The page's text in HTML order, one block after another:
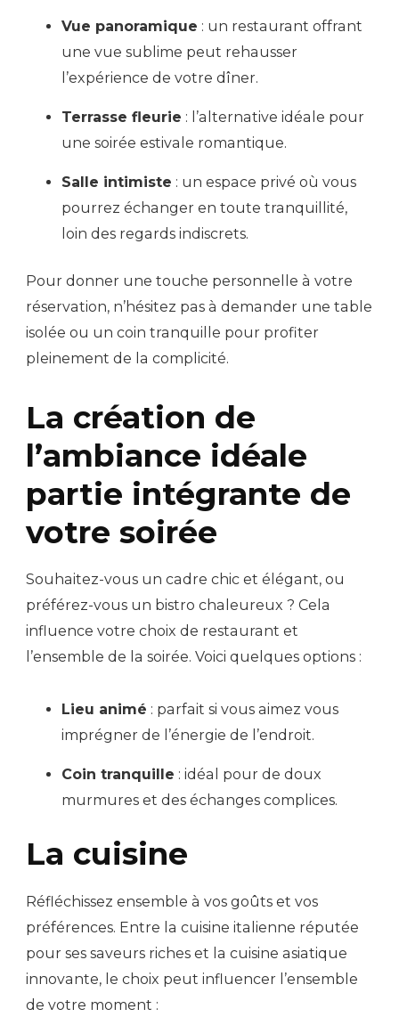
Vue panoramique : un restaurant offrant
une vue sublime peut rehausser
l’expérience de votre dîner.
Terrasse fleurie : l’alternative idéale pour
une soirée estivale romantique.
Salle intimiste : un espace privé où vous
pourrez échanger en toute tranquillité,
loin des regards indiscrets.
Pour donner une touche personnelle à votre
réservation, n’hésitez pas à demander une table
isolée ou un coin tranquille pour profiter
pleinement de la complicité.
La création de
l’ambiance idéale
partie intégrante de
votre soirée
Souhaitez-vous un cadre chic et élégant, ou
préférez-vous un bistro chaleureux ? Cela
influence votre choix de restaurant et
l’ensemble de la soirée. Voici quelques options :
Lieu animé : parfait si vous aimez vous
imprégner de l’énergie de l’endroit.
Coin tranquille : idéal pour de doux
murmures et des échanges complices.
La cuisine
Réfléchissez ensemble à vos goûts et vos
préférences. Entre la cuisine italienne réputée
pour ses saveurs riches et la cuisine asiatique
innovante, le choix peut influencer l’ensemble
de votre moment :